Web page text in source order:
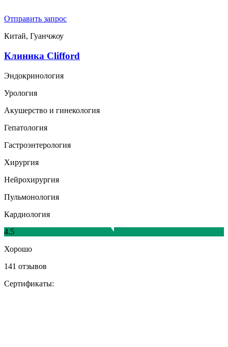
Отправить запрос
Китай, Гуанчжоу
Клиника Clifford
Эндокринология
Урология
Акушерство и гинекология
Гепатология
Гастроэнтерология
Хирургия
Нейрохирургия
Пульмонология
Кардиология
4.5
Хорошо
141 отзывов
Сертификаты: